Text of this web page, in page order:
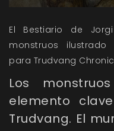
El Bestiario de
monstruos
para Trudvang
Los
elemento
Trudvang. El